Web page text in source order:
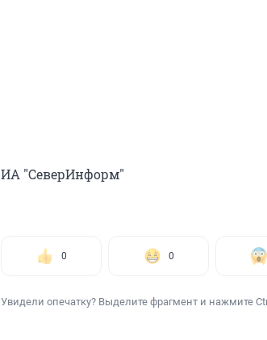
ИА "СеверИнформ"
0 0
Увидели опечатку? Выделите фрагмент и нажмите